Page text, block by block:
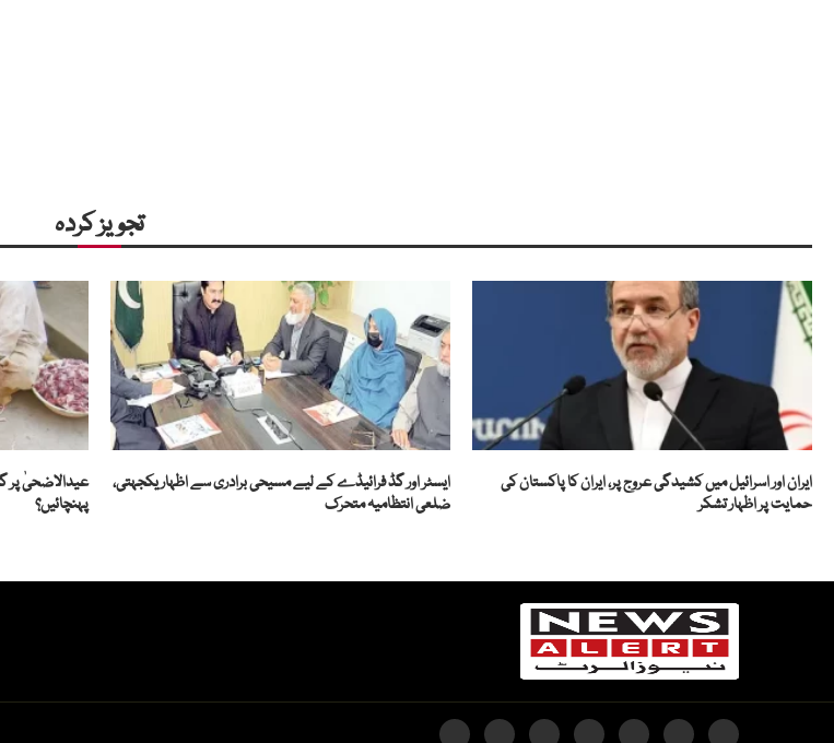
تجویز کردہ
ایران اور اسرائیل میں کشیدگی عروج پر، ایران کا پاکستان کی
حمایت پر اظہار تشکر
ایسٹر اور گڈ فرائیڈے کے لیے مسیحی برادری سے اظہار یکجہتی،
ضلعی انتظامیہ متحرک
عیدالاضحیٰ
پہنچائیں؟